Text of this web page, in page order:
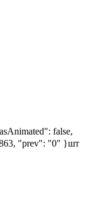
false,
"prev": "0" }шт